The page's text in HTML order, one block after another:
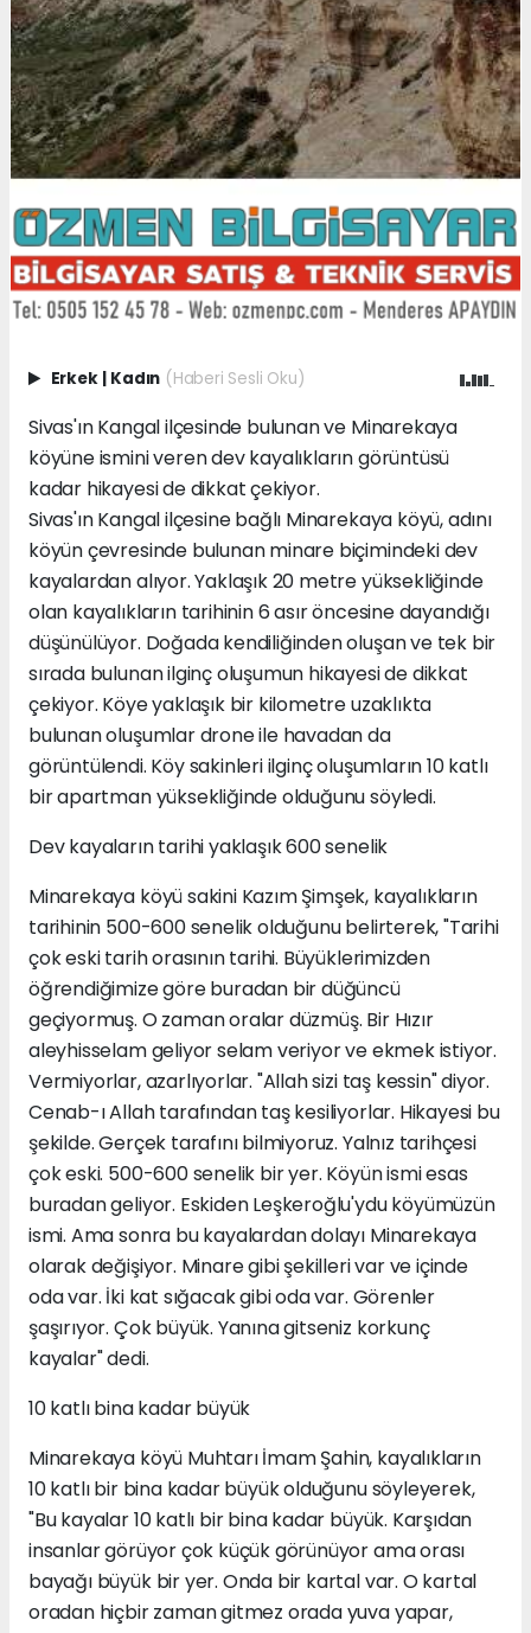
Erkek | Kadın (Haberi Sesli Oku)
Sivas'ın Kangal ilçesinde bulunan ve Minarekaya
köyüne ismini veren dev kayalıkların görüntüsü
kadar hikayesi de dikkat çekiyor.
Sivas'ın Kangal ilçesine bağlı Minarekaya köyü, adını
köyün çevresinde bulunan minare biçimindeki dev
kayalardan alıyor. Yaklaşık 20 metre yüksekliğinde
olan kayalıkların tarihinin 6 asır öncesine dayandığı
düşünülüyor. Doğada kendiliğinden oluşan ve tek bir
sırada bulunan ilginç oluşumun hikayesi de dikkat
çekiyor. Köye yaklaşık bir kilometre uzaklıkta
bulunan oluşumlar drone ile havadan da
görüntülendi. Köy sakinleri ilginç oluşumların 10 katlı
bir apartman yüksekliğinde olduğunu söyledi.
Dev kayaların tarihi yaklaşık 600 senelik
Minarekaya köyü sakini Kazım Şimşek, kayalıkların
tarihinin 500-600 senelik olduğunu belirterek, "Tarihi
çok eski tarih orasının tarihi. Büyüklerimizden
öğrendiğimize göre buradan bir düğüncü
geçiyormuş. O zaman oralar düzmüş. Bir Hızır
aleyhisselam geliyor selam veriyor ve ekmek istiyor.
Vermiyorlar, azarlıyorlar. "Allah sizi taş kessin" diyor.
Cenab-ı Allah tarafından taş kesiliyorlar. Hikayesi bu
şekilde. Gerçek tarafını bilmiyoruz. Yalnız tarihçesi
çok eski. 500-600 senelik bir yer. Köyün ismi esas
buradan geliyor. Eskiden Leşkeroğlu'ydu köyümüzün
ismi. Ama sonra bu kayalardan dolayı Minarekaya
olarak değişiyor. Minare gibi şekilleri var ve içinde
oda var. İki kat sığacak gibi oda var. Görenler
şaşırıyor. Çok büyük. Yanına gitseniz korkunç
kayalar" dedi.
10 katlı bina kadar büyük
Minarekaya köyü Muhtarı İmam Şahin, kayalıkların
10 katlı bir bina kadar büyük olduğunu söyleyerek,
"Bu kayalar 10 katlı bir bina kadar büyük. Karşıdan
insanlar görüyor çok küçük görünüyor ama orası
bayağı büyük bir yer. Onda bir kartal var. O kartal
oradan hiçbir zaman gitmez orada yuva yapar,